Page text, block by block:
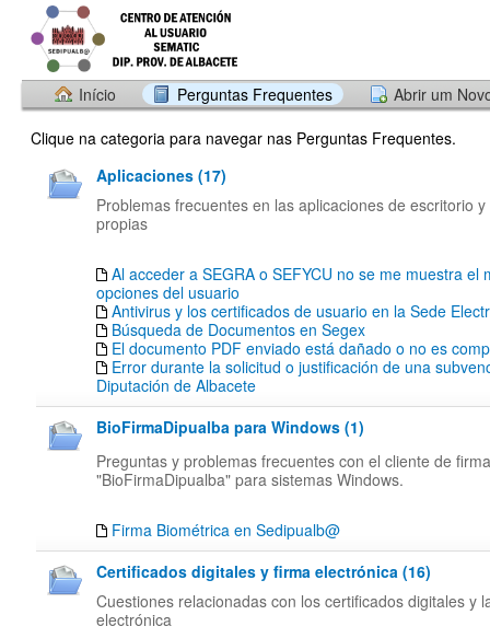
Início Perguntas Frequentes
Abrir um
Clique na categoria para navegar nas Perguntas Frequentes.
Aplicaciones (17)
Problemas frecuentes en las aplicaciones de escritorio
propias
Al acceder a SEGRA o SEFYCU no se me muestra el
opciones del usuario
Antivirus y los certificados de usuario en la Sede
Búsqueda de Documentos en Segex
El documento PDF enviado está dañado o no es
Error durante la solicitud o justificación de una
Diputación de Albacete
BioFirmaDipualba para Windows (1)
Preguntas y problemas frecuentes con el cliente de firma
"BioFirmaDipualba" para sistemas Windows.
Firma Biométrica en Sedipualb@
Certificados digitales y firma electrónica (16)
Cuestiones relacionadas con los certificados digitales y
electrónica